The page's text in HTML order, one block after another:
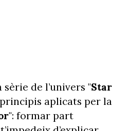
sèrie de l’univers "Star
principis aplicats per la
": formar part